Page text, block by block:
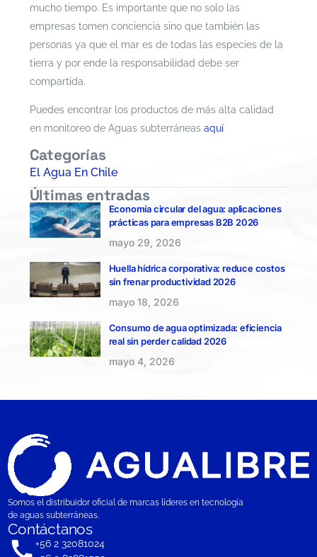
mucho tiempo. Es importante que no solo las
empresas tomen conciencia sino que también las
personas ya que el mar es de todas las especies de la
tierra y por ende la responsabilidad debe ser
compartida.
Puedes encontrar los productos de más alta calidad
en monitoreo de Aguas subterráneas aquí
Categorías
El Agua En Chile
Últimas entradas
Economía circular del agua: aplicaciones
prácticas para empresas B2B 2026
mayo 29, 2026
Huella hídrica corporativa: reduce costos
sin frenar productividad 2026
mayo 18, 2026
Consumo de agua optimizada: eficiencia
real sin perder calidad 2026
mayo 4, 2026
Somos el distribuidor oficial de marcas líderes en tecnología
de aguas subterráneas.
Contáctanos
+56 2 32081024